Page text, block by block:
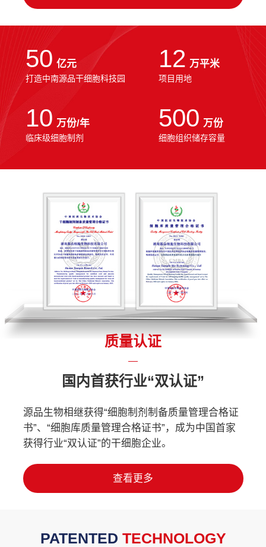
50 亿元
打造中南源品干细胞科技园
12 万平米
项目用地
10 万份/年
临床级细胞制剂
500 万份
细胞组织储存容量
质量认证
国内首获行业“双认证”
源品生物相继获得“细胞制剂制备质量管理合格证
书”、“细胞库质量管理合格证书”，成为中国首家
获得行业“双认证”的干细胞企业。
查看更多
PATENTED TECHNOLOGY